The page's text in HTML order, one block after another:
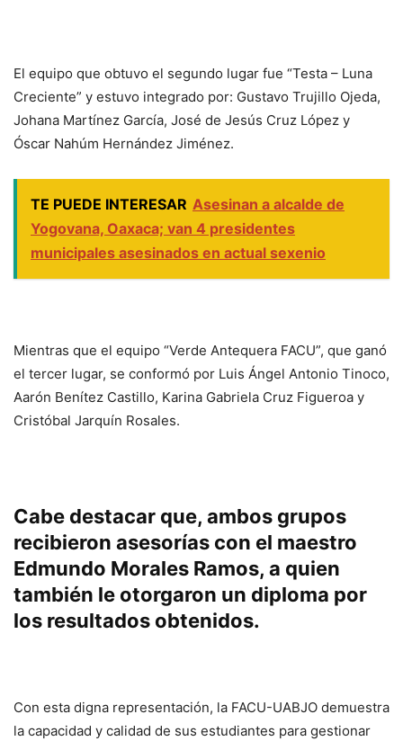
El equipo que obtuvo el segundo lugar fue “Testa – Luna
Creciente” y estuvo integrado por: Gustavo Trujillo Ojeda,
Johana Martínez García, José de Jesús Cruz López y
Óscar Nahúm Hernández Jiménez.
TE PUEDE INTERESAR Asesinan a alcalde de
Yogovana, Oaxaca; van 4 presidentes
municipales asesinados en actual sexenio
Mientras que el equipo “Verde Antequera FACU”, que ganó
el tercer lugar, se conformó por Luis Ángel Antonio Tinoco,
Aarón Benítez Castillo, Karina Gabriela Cruz Figueroa y
Cristóbal Jarquín Rosales.
Cabe destacar que, ambos grupos
recibieron asesorías con el maestro
Edmundo Morales Ramos, a quien
también le otorgaron un diploma por
los resultados obtenidos.
Con esta digna representación, la FACU-UABJO demuestra
la capacidad y calidad de sus estudiantes para gestionar